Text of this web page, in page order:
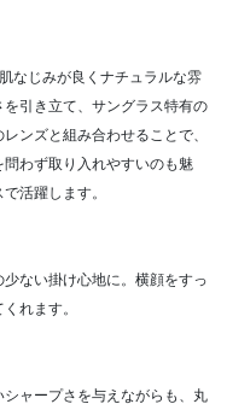
なじみが良くナチュラルな雰
引き立て、サングラス特有の
ンズと組み合わせることで、
わず取り入れやすいのも魅
活躍します。
ない掛け心地に。横顔をすっ
れます。
ャープさを与えながらも、丸